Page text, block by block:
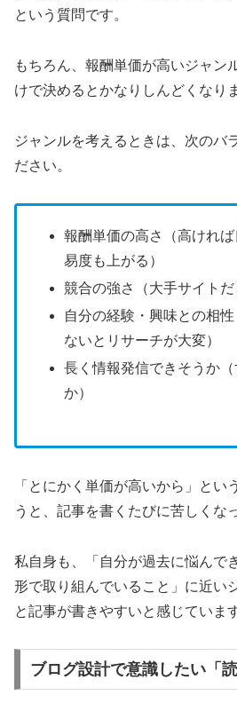
という質問です。
もちろん、報酬単価が高いジャン
けで決めるとかなりしんどくなり
ジャンルを考えるときは、次のバ
ださい。
報酬単価の高さ（高けれ
易度も上がる）
競合の強さ（大手サイトだ
自分の経験・興味との相
ないとリサーチが大変）
長く情報発信できそうか
か）
「とにかく単価が高いから」とい
うと、記事を書くたびに苦しくな
私自身も、「自分が過去に悩んで
形で取り組んでいること」に近い
と記事が書きやすいと感じています
ブログ設計で意識したい「読